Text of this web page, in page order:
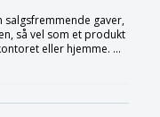
salgsfremmende gaver,
så vel som et produkt
eller hjemme. ...